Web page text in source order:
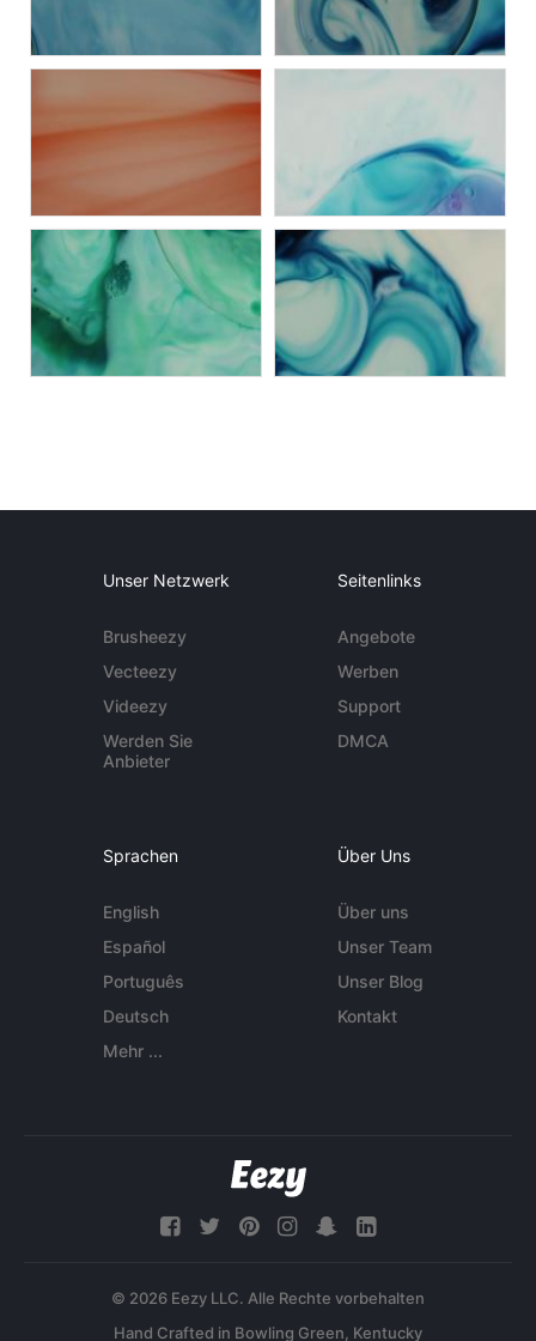
Unser Netzwerk
Brusheezy
Vecteezy
Videezy
Werden Sie
Anbieter
Seitenlinks
Angebote
Werben
Support
DMCA
Sprachen
English
Español
Português
Deutsch
Mehr ...
Über Uns
Über uns
Unser Team
Unser Blog
Kontakt
© 2026 Eezy LLC. Alle Rechte vorbehalten